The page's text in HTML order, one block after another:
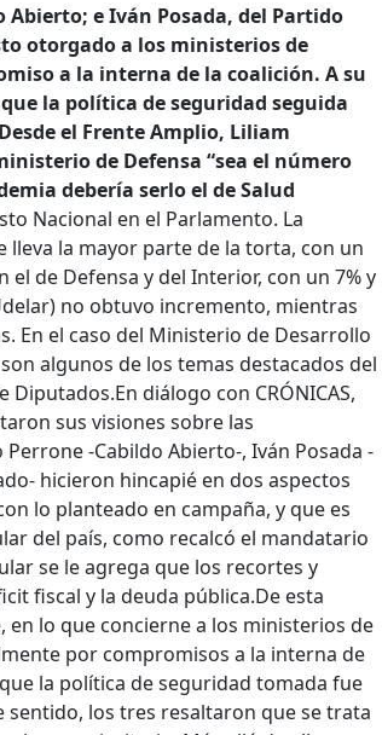
Abierto; e Iván Posada, del Partido
otorgado a los ministerios de
a la interna de la coalición. A su
la política de seguridad seguida
el Frente Amplio, Liliam
de Defensa “sea el número
debería serlo el de Salud
Nacional en el Parlamento. La
lleva la mayor parte de la torta, con un
de Defensa y del Interior, con un 7% y
no obtuvo incremento, mientras
En el caso del Ministerio de Desarrollo
son algunos de los temas destacados del
Diputados.En diálogo con CRÓNICAS,
sus visiones sobre las
-Cabildo Abierto-, Iván Posada -
hicieron hincapié en dos aspectos
lo planteado en campaña, y que es
del país, como recalcó el mandatario
se le agrega que los recortes y
fiscal y la deuda pública.De esta
lo que concierne a los ministerios de
por compromisos a la interna de
la política de seguridad tomada fue
sentido, los tres resaltaron que se trata